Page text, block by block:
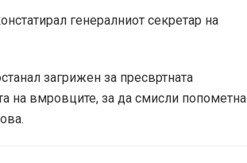
генералниот секретар на
загрижен за пресвртната
на вмровците, за да смисли попометна